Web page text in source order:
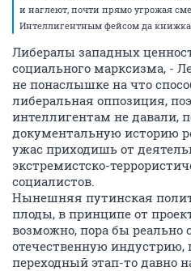
и наглеют, почти прямо угрожая
Интеллигентным фейсом да
Либералы западных
социального марксизма, -
не понаслышке на что
либеральная оппозиция,
интеллигентам не давали,
документальную историю
ужас приходишь от
экстремистско-
социалистов.
Нынешняя путинская
плоды, в принципе от
возможно, пора бы реально
отечественную
переходный этап-то давно